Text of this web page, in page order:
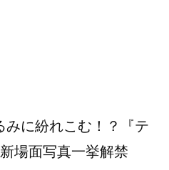
みに紛れこむ！？『テ
場面写真一挙解禁